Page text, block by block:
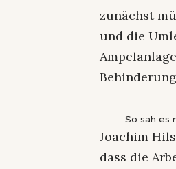
zunächst
und die
So sah es
Joachim
dass die